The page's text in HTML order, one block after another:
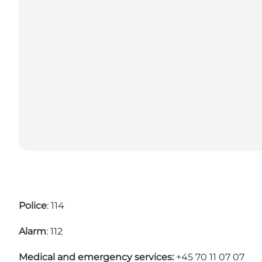
Police: 114
Alarm: 112
Medical and emergency services: +45 70 11 07 07